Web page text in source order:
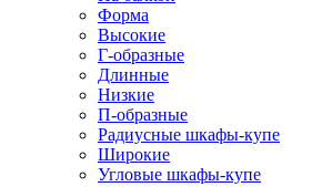
Форма
Высокие
Г-образные
Длинные
Низкие
П-образные
Радиусные шкафы-купе
Широкие
Угловые шкафы-купе